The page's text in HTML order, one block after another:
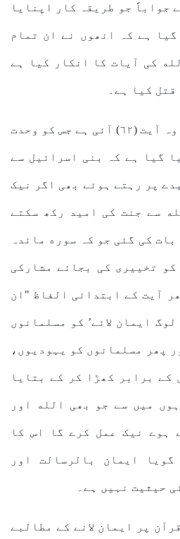
جواباً جو طریقہ کار اپنایا
ہے کہ انھوں نے ان تمام
کی آیات کا انکار کیا ہے
کیا ہے۔
اس تمام تقریر کے بعد وہ آیت (٦٢) آئی ہے جس کو وحدت
گیا ہے کہ بنی اسرائیل سے
پر رہتے ہوئے بھی اگر نیک
سے جنت کی امید رکھ سکتے
کی گئی جو کہ سوره مائدہ
تخییری کی بجائے مشارکی
آیت کے ابتدائی الفاظ "ان
ایمان لائے’ کو مسلمانوں
پھر مسلمانوں کو یہودیوں،
کے برابر کھڑا کر کے بتایا
میں سے جو بھی الله اور
ہوے نیک عمل کرے گا اس کا
ایمان بالرسالت اور
حیثیت نہیں ہے۔
پر ایمان لانے کے مطالبے